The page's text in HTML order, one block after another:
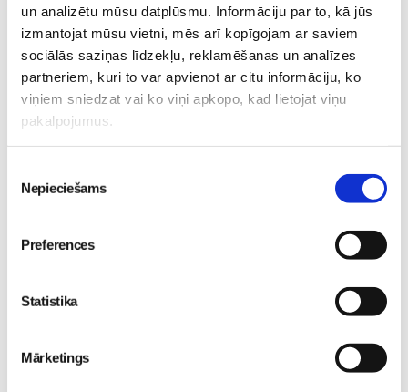
un analizētu mūsu datplūsmu. Informāciju par to, kā jūs
izmantojat mūsu vietni, mēs arī kopīgojam ar saviem
sociālās saziņas līdzekļu, reklamēšanas un analīzes
partneriem, kuri to var apvienot ar citu informāciju, ko
viņiem sniedzat vai ko viņi apkopo, kad lietojat viņu
pakalpojumus.
izvēle
Nepieciešams
Preferences
Statistika
Mārketings
"Tas taču ir tikai
Thermomix, kuriem es